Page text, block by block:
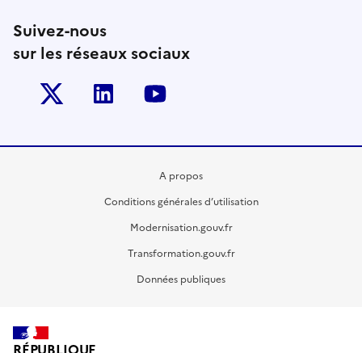
Suivez-nous
sur les réseaux sociaux
Twitter-x Linkedin
A propos
Conditions générales d’utilisation
Modernisation.gouv.fr
Transformation.gouv.fr
Données publiques